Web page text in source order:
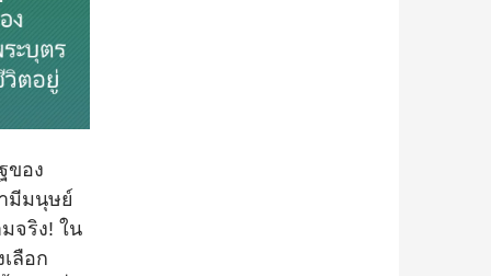
ของ
มีมนุษย์
จริง! ใน
ลือก